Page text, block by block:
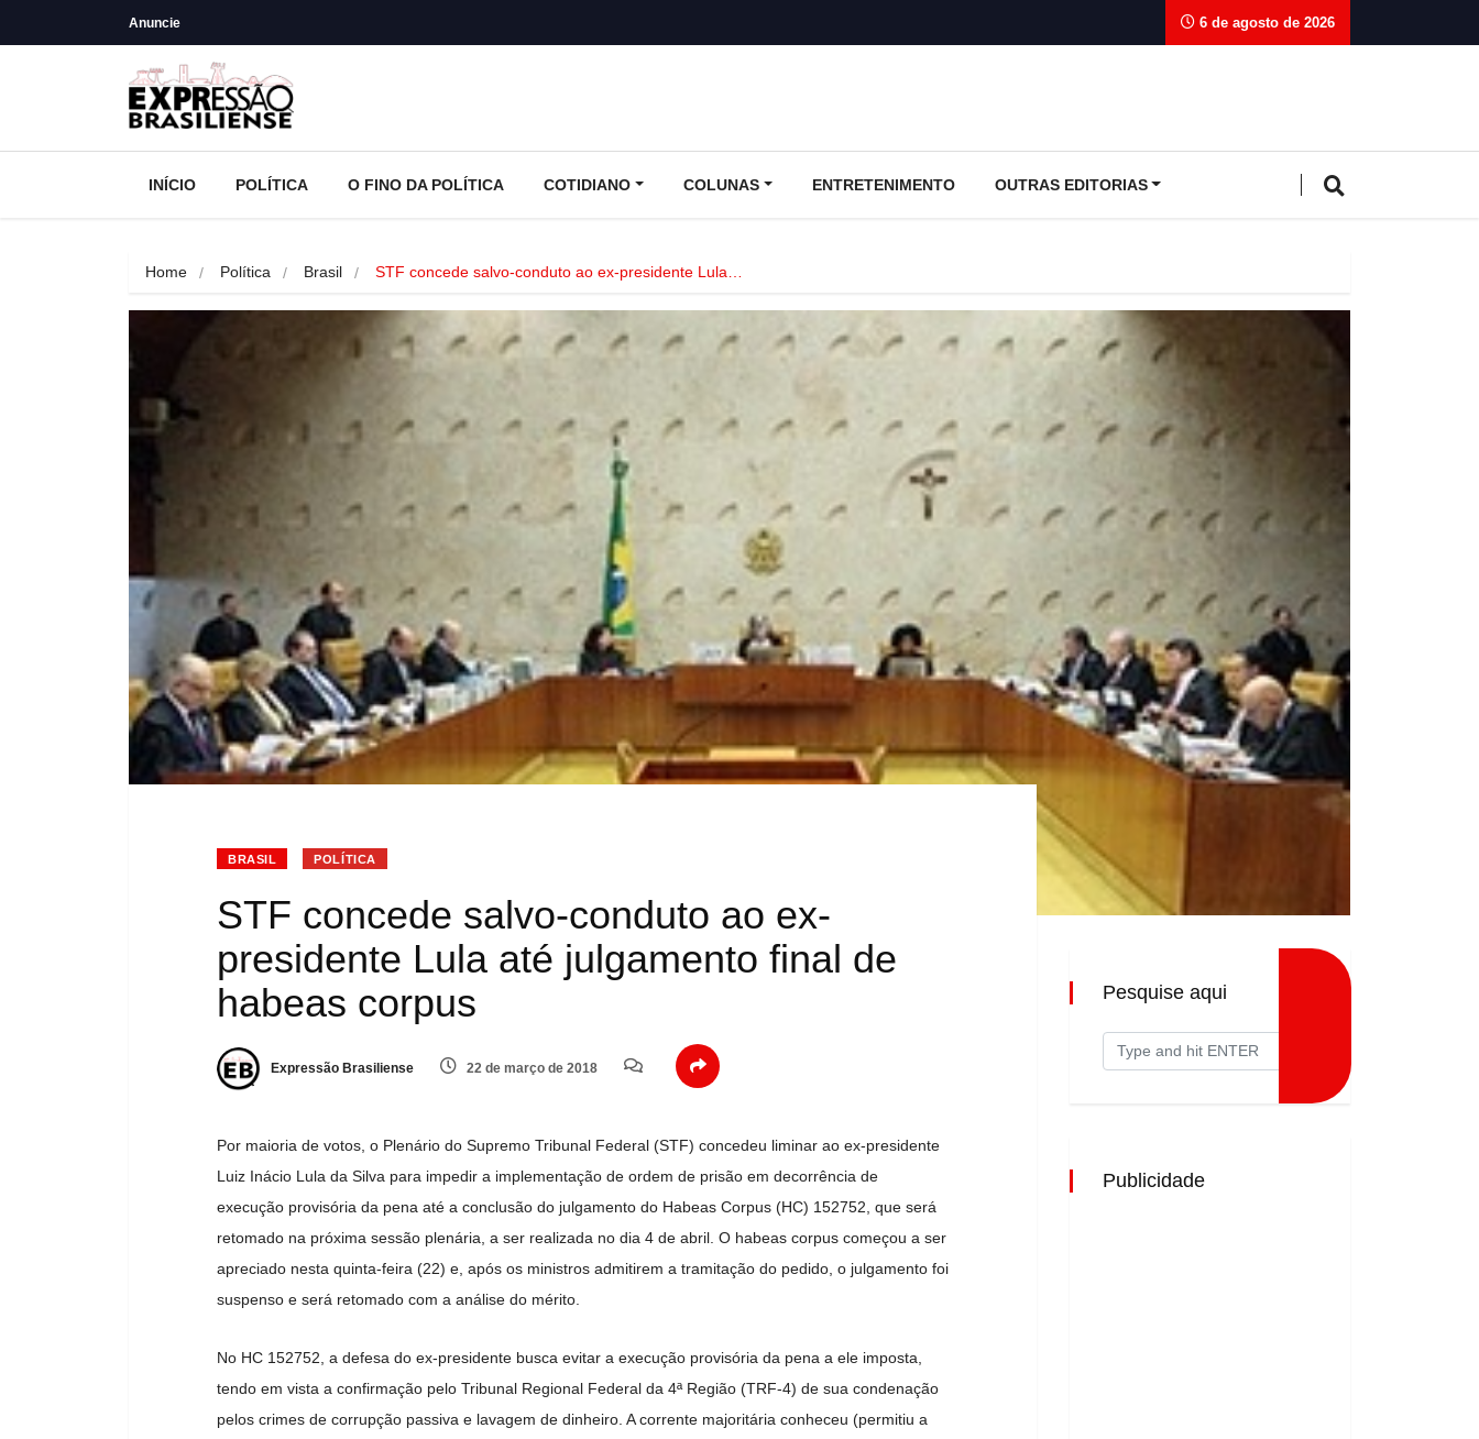
Anuncie 6 de agosto de 2026
INÍCIO POLÍTICA O FINO DA POLÍTICA COTIDIANO COLUNAS ENTRETENIMENTO OUTRAS EDITORIAS
Home Política Brasil STF concede salvo-conduto ao ex-presidente Lula…
BRASIL POLÍTICA
STF concede salvo-conduto ao ex-
presidente Lula até julgamento final de
habeas corpus
Expressão Brasiliense 22 de março de 2018
Por maioria de votos, o Plenário do Supremo Tribunal Federal (STF) concedeu liminar ao ex-presidente
Luiz Inácio Lula da Silva para impedir a implementação de ordem de prisão em decorrência de
execução provisória da pena até a conclusão do julgamento do Habeas Corpus (HC) 152752, que será
retomado na próxima sessão plenária, a ser realizada no dia 4 de abril. O habeas corpus começou a ser
apreciado nesta quinta-feira (22) e, após os ministros admitirem a tramitação do pedido, o julgamento foi
suspenso e será retomado com a análise do mérito.
No HC 152752, a defesa do ex-presidente busca evitar a execução provisória da pena a ele imposta,
tendo em vista a confirmação pelo Tribunal Regional Federal da 4ª Região (TRF-4) de sua condenação
pelos crimes de corrupção passiva e lavagem de dinheiro. A corrente majoritária conheceu (permitiu a
Pesquise aqui
Publicidade